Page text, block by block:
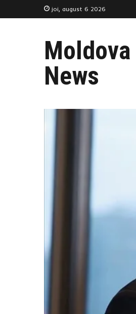
joi, august 6 2026
Moldova
News